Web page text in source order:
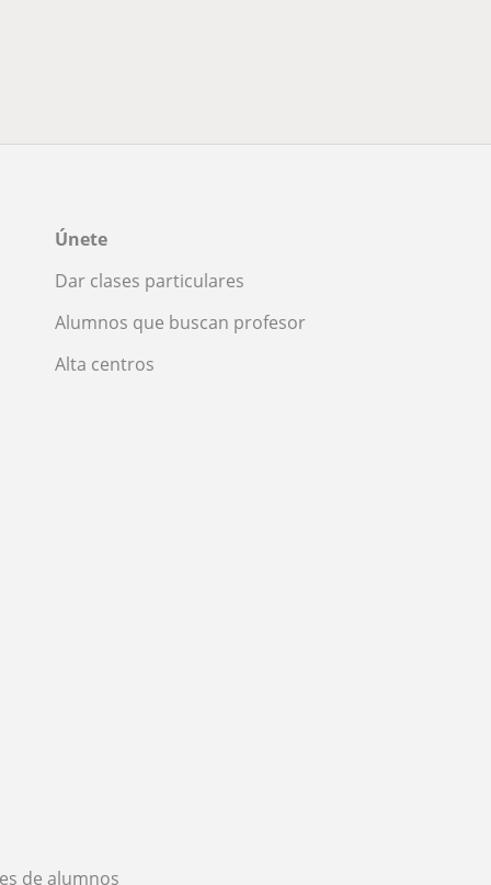
Únete
Dar clases particulares
Alumnos que buscan profesor
Alta centros
de alumnos